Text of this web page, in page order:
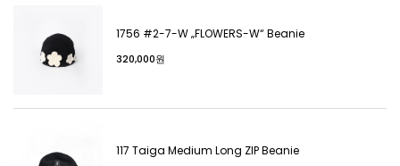
1756 #2-7-W „FLOWERS-W“ Beanie
320,000원
117 Taiga Medium Long ZIP Beanie